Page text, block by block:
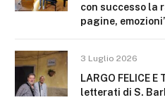
con successo la
pagine,
3 Luglio 2026
LARGO FELICE
letterati di S.